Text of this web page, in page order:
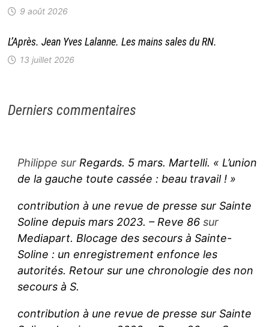
9 août 2026
L’Après. Jean Yves Lalanne. Les mains sales du RN.
13 juillet 2026
Derniers commentaires
Philippe sur Regards. 5 mars. Martelli. « L’union
de la gauche toute cassée : beau travail ! »
contribution à une revue de presse sur Sainte
Soline depuis mars 2023. – Reve 86sur
Mediapart. Blocage des secours à Sainte-
Soline : un enregistrement enfonce les
autorités. Retour sur une chronologie des non
secours à S.
contribution à une revue de presse sur Sainte